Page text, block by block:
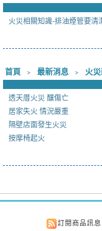
火災相關知識-排油煙管要清
首頁 ﹥ 最新消息 ﹥ 火
透天厝火災 釀傷亡
居家失火 情況嚴重
隔壁店面發生火災
按摩椅起火
訂閱商品訊息